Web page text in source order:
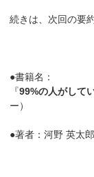
続きは、次回の要
●書籍名：
『99%の人がして
ー）
●著者：河野 英太郎